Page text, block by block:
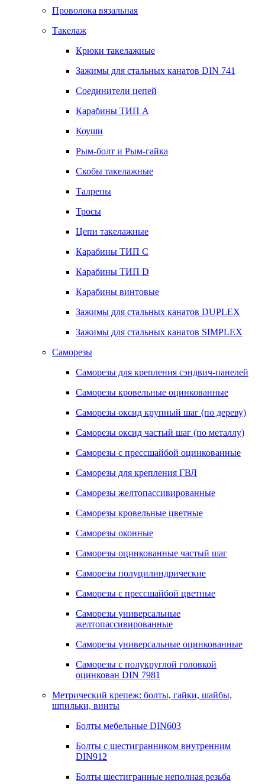
Проволока вязальная
Такелаж
Крюки такелажные
Зажимы для стальных канатов DIN 741
Соединители цепей
Карабины ТИП А
Коуши
Рым-болт и Рым-гайка
Скобы такелажные
Талрепы
Тросы
Цепи такелажные
Карабины ТИП C
Карабины ТИП D
Карабины винтовые
Зажимы для стальных канатов DUPLEX
Зажимы для стальных канатов SIMPLEX
Саморезы
Саморезы для крепления сэндвич-панелей
Саморезы кровельные оцинкованные
Саморезы оксид крупный шаг (по дереву)
Саморезы оксид частый шаг (по металлу)
Саморезы с прессшайбой оцинкованные
Саморезы для крепления ГВЛ
Саморезы желтопассивированные
Саморезы кровельные цветные
Саморезы оконные
Саморезы оцинкованные частый шаг
Саморезы полуцилиндрические
Саморезы с прессшайбой цветные
Саморезы универсальные
желтопассивированные
Саморезы универсальные оцинкованные
Саморезы с полукруглой головкой
оцинкован DIN 7981
Метрический крепеж: болты, гайки, шайбы,
шпильки, винты
Болты мебельные DIN603
Болты с шестигранником внутренним
DIN912
Болты шестигранные неполная резьба